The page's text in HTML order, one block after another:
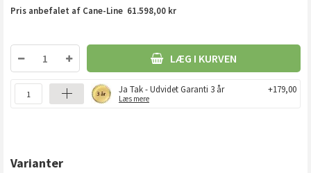
Pris anbefalet af Cane-Line 61.598,00 kr
LÆG I KURVEN
Ja Tak - Udvidet Garanti 3 år
Læs mere
+179,00
Varianter